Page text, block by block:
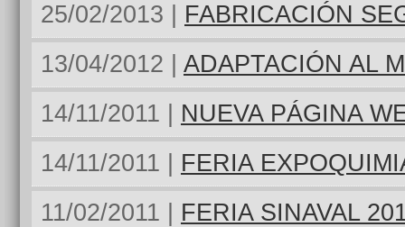
25/02/2013 | FABRICACIÓN
13/04/2012 | ADAPTACIÓN AL
14/11/2011 | NUEVA PÁGINA
14/11/2011 | FERIA
11/02/2011 | FERIA SINAVAL